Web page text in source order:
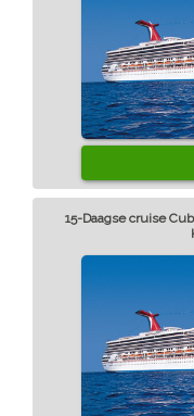
15-Daagse cruise